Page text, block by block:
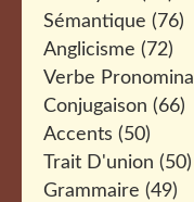
Sémantique (76)
Anglicisme (72)
Verbe Pronominal
Conjugaison (66)
Accents (50)
Trait D'union (50)
Grammaire (49)